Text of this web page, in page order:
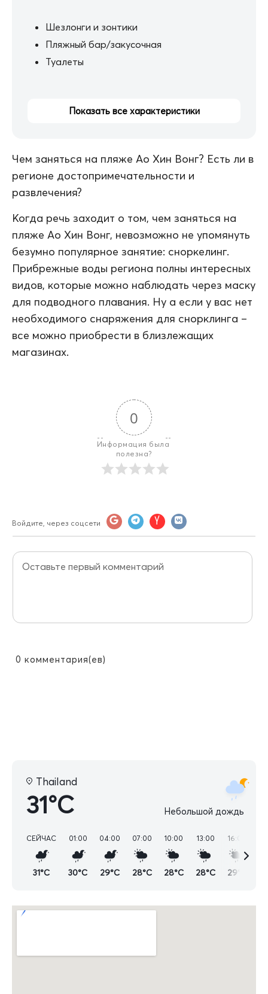
Шезлонги и зонтики
Пляжный бар/закусочная
Туалеты
Показать все характеристики
Чем заняться на пляже Ао Хин Вонг? Есть ли в
регионе достопримечательности и
развлечения?
Когда речь заходит о том, чем заняться на
пляже Ао Хин Вонг, невозможно не упомянуть
безумно популярное занятие: сноркелинг.
Прибрежные воды региона полны интересных
видов, которые можно наблюдать через маску
для подводного плавания. Ну а если у вас нет
необходимого снаряжения для снорклинга –
все можно приобрести в близлежащих
магазинах.
0
Информация была
полезна?
Войдите, через соцсети
0 комментария(ев)
Thailand
31°C Небольшой дождь
СЕЙЧАС
31°C
01:00
30°C
04:00
29°C
07:00
28°C
10:00
28°C
13:00
28°C
16:00
29°C